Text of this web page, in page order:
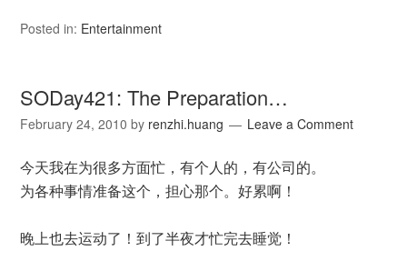
Posted in: Entertainment
SODay421: The Preparation…
February 24, 2010 by renzhi.huang Leave a Comment
今天我在为很多方面忙，有个人的，有公司的。
为各种事情准备这个，担心那个。好累啊！
晚上也去运动了！到了半夜才忙完去睡觉！